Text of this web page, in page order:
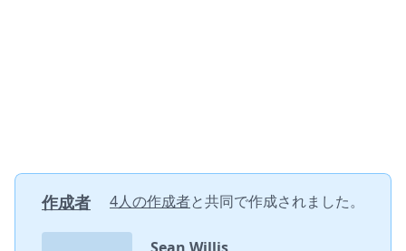
作成者 4人の作成者と共同で作成されました。